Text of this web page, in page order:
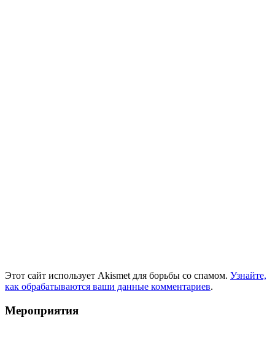
Этот сайт использует Akismet для борьбы со спамом. Узнайте,
как обрабатываются ваши данные комментариев.
Мероприятия